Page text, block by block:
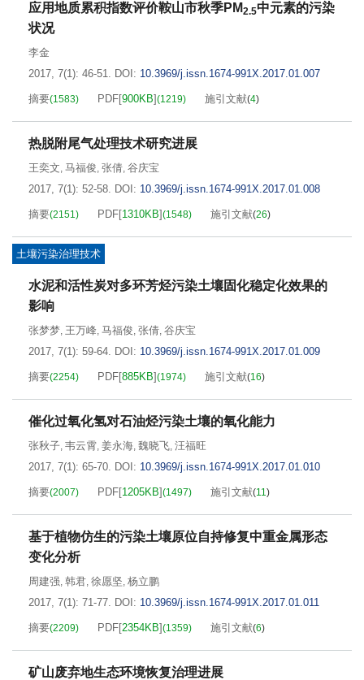
应用地质累积指数评价鞍山市秋季PM2.5中元素的污染
状况
李金
2017, 7(1): 46-51. DOI: 10.3969/j.issn.1674-991X.2017.01.007
摘要(1583) PDF[900KB](1219) 施引文献(4)
热脱附尾气处理技术研究进展
王奕文, 马福俊, 张倩, 谷庆宝
2017, 7(1): 52-58. DOI: 10.3969/j.issn.1674-991X.2017.01.008
摘要(2151) PDF[1310KB](1548) 施引文献(26)
土壤污染治理技术
水泥和活性炭对多环芳烃污染土壤固化稳定化效果的
影响
张梦梦, 王万峰, 马福俊, 张倩, 谷庆宝
2017, 7(1): 59-64. DOI: 10.3969/j.issn.1674-991X.2017.01.009
摘要(2254) PDF[885KB](1974) 施引文献(16)
催化过氧化氢对石油烃污染土壤的氧化能力
张秋子, 韦云霄, 姜永海, 魏晓飞, 汪福旺
2017, 7(1): 65-70. DOI: 10.3969/j.issn.1674-991X.2017.01.010
摘要(2007) PDF[1205KB](1497) 施引文献(11)
基于植物仿生的污染土壤原位自持修复中重金属形态
变化分析
周建强, 韩君, 徐愿坚, 杨立鹏
2017, 7(1): 71-77. DOI: 10.3969/j.issn.1674-991X.2017.01.011
摘要(2209) PDF[2354KB](1359) 施引文献(6)
矿山废弃地生态环境恢复治理进展